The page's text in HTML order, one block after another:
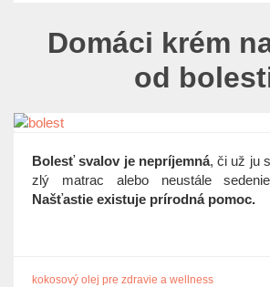
Domáci krém
od
Bolesť svalov je nepríjemná, či už ju
zlý matrac alebo neustále
Našťastie existuje prírodná pomoc.
kokosový olej pre zdravie a wellness